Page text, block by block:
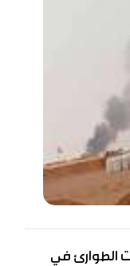
الطوارئ في